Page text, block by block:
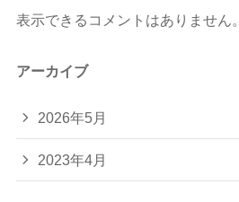
表示できるコメントはありません。
アーカイブ
2026年5月
2023年4月